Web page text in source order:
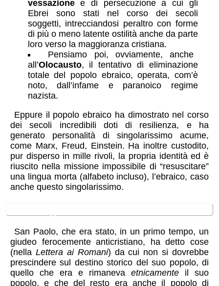
vessazionee di persecuzione a cui gli
Ebrei sono stati nel corso dei secoli
soggetti, intrecciandosi peraltro con forme
di più o meno latente ostilità anche da parte
loro verso la maggioranza cristiana.
Pensiamo poi, ovviamente, anche
all’Olocausto, il tentativo di eliminazione
totale del popolo ebraico, operata, com’è
noto, dall’infame e paranoico regime
nazista.
Eppure il popolo ebraico ha dimostrato nel corso
dei secoli incredibili doti di resilienza, e ha
generato personalità di singolarissimo acume,
come Marx, Freud, Einstein. Ha inoltre custodito,
pur disperso in mille rivoli, la propria identità ed è
riuscito nella missione impossibile di “resuscitare”
una lingua morta (alfabeto incluso), l’ebraico, caso
anche questo singolarissimo.
San Paolo, che era stato, in un primo tempo, un
giudeo ferocemente anticristiano, ha detto cose
(nella Lettera ai Romani) da cui non si dovrebbe
prescindere sul destino storico del suo popolo, di
quello che era e rimanevaetnicamente il suo
popolo, e che del resto era anche il popolo di